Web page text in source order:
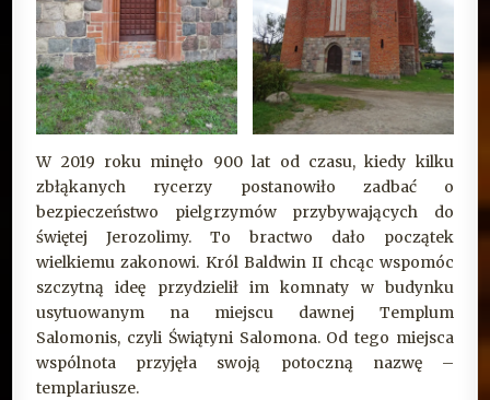
W 2019 roku minęło 900 lat od czasu, kiedy kilku
zbłąkanych rycerzy postanowiło zadbać o
bezpieczeństwo pielgrzymów przybywających do
świętej Jerozolimy. To bractwo dało początek
wielkiemu zakonowi. Król Baldwin II chcąc wspomóc
szczytną ideę przydzielił im komnaty w budynku
usytuowanym na miejscu dawnej Templum
Salomonis, czyli Świątyni Salomona. Od tego miejsca
wspólnota przyjęła swoją potoczną nazwę –
templariusze.